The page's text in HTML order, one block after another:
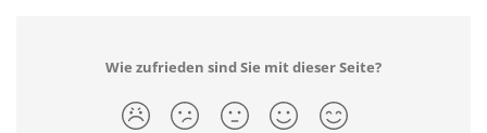
Wie zufrieden sind Sie mit dieser Seite?